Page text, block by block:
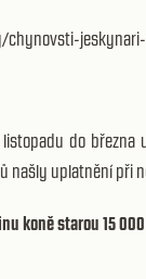
do
našly uplatnění při
koně starou 15